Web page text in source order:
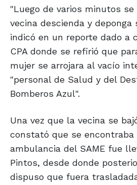
"Luego de varios minutos
vecina descienda y
indicó en un reporte dado a
CPA donde se refirió que
mujer se arrojara al vacío
"personal de Salud y del
Bomberos Azul".
Una vez que la vecina se
constató que se encontraba
ambulancia del SAME fue
Pintos, desde donde
dispuso que fuera